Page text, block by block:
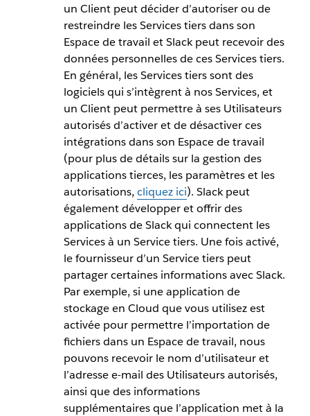
un Client peut décider d’autoriser ou de
restreindre les Services tiers dans son
Espace de travail et Slack peut recevoir des
données personnelles de ces Services tiers.
En général, les Services tiers sont des
logiciels qui s’intègrent à nos Services, et
un Client peut permettre à ses Utilisateurs
autorisés d’activer et de désactiver ces
intégrations dans son Espace de travail
(pour plus de détails sur la gestion des
applications tierces, les paramètres et les
autorisations, cliquez ici). Slack peut
également développer et offrir des
applications de Slack qui connectent les
Services à un Service tiers. Une fois activé,
le fournisseur d’un Service tiers peut
partager certaines informations avec Slack.
Par exemple, si une application de
stockage en Cloud que vous utilisez est
activée pour permettre l’importation de
fichiers dans un Espace de travail, nous
pouvons recevoir le nom d’utilisateur et
l’adresse e-mail des Utilisateurs autorisés,
ainsi que des informations
supplémentaires que l’application met à la